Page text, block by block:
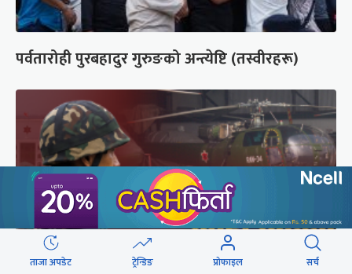
पर्वतारोही पुरबहादुर गुरुङको अन्त्येष्टि (तस्वीरहरू)
ताजा अपडेट ट्रेन्डिङ प्रोफाइल सर्च